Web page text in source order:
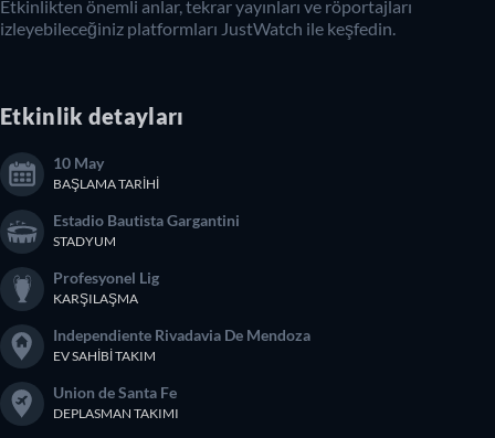
Etkinlikten önemli anlar, tekrar yayınları ve röportajları
izleyebileceğiniz platformları JustWatch ile keşfedin.
Etkinlik detayları
10 May
BAŞLAMA TARIHI
Estadio Bautista Gargantini
STADYUM
Profesyonel Lig
KARŞILAŞMA
Independiente Rivadavia De Mendoza
EV SAHIBI TAKIM
Union de Santa Fe
DEPLASMAN TAKIMI